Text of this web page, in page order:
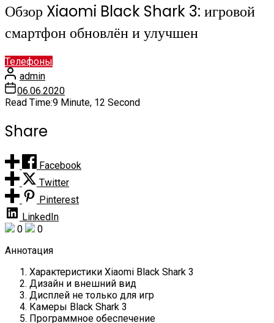
Обзор Xiaomi Black Shark 3: игровой
смартфон обновлён и улучшен
Телефоны
admin
06.06.2020
Read Time:9 Minute, 12 Second
Share
Facebook
Twitter
Pinterest
LinkedIn
0
0
Аннотация
Характеристики Xiaomi Black Shark 3
Дизайн и внешний вид
Дисплей не только для игр
Камеры Black Shark 3
Программное обеспечение